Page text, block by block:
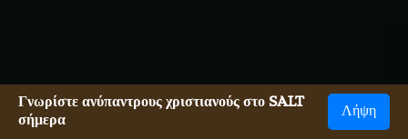
Γνωρίστε ανύπαντρους χριστιανούς στο SALT
σήμερα
Λήψη